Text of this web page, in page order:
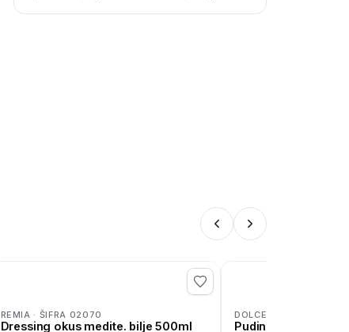
REMIA · ŠIFRA 02070
Dressing okus medite. bilje 500ml
DOLCELA · ŠIFRA 04133
Puding vanilija 37g